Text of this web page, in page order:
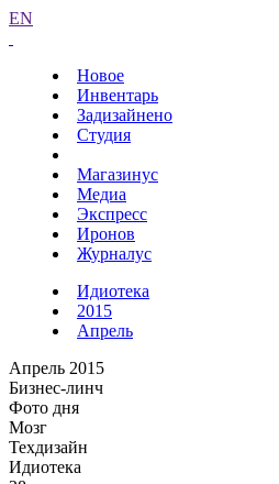
EN
Новое
Инвентарь
Задизайнено
Студия
Магазинус
Медиа
Экспресс
Иронов
Журналус
Идиотека
2015
Апрель
Апрель 2015
Бизнес-линч
Фото дня
Мозг
Техдизайн
Идиотека